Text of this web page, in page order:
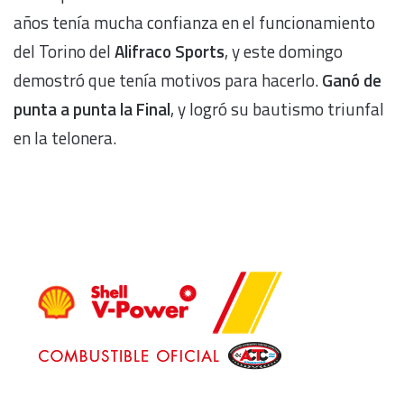
años tenía mucha confianza en el funcionamiento
del Torino delAlifraco Sports, y este domingo
demostró que tenía motivos para hacerlo.Ganó de
punta a punta la Final, y logró su bautismo triunfal
en la telonera.